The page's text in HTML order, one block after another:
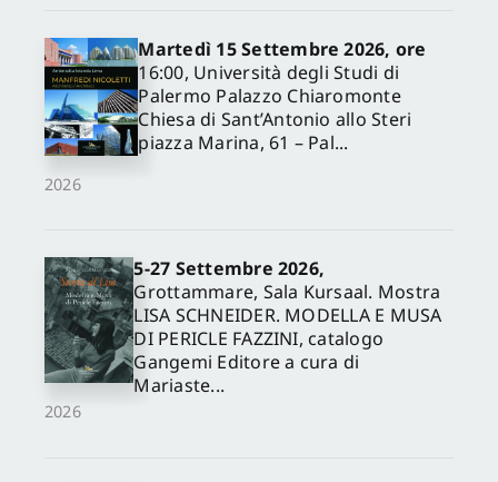
2026
Martedì 15 Settembre 2026, ore
16:00, Università degli Studi di
Palermo Palazzo Chiaromonte
Chiesa di Sant’Antonio allo Steri
piazza Marina, 61 – Pal...
2026
5-27 Settembre 2026,
Grottammare, Sala Kursaal. Mostra
LISA SCHNEIDER. MODELLA E MUSA
DI PERICLE FAZZINI, catalogo
Gangemi Editore a cura di
Mariaste...